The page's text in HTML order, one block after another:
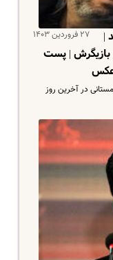
۲۷ فروردین ۱۴۰۳
|
بازیگرش | پست
در آخرین روز